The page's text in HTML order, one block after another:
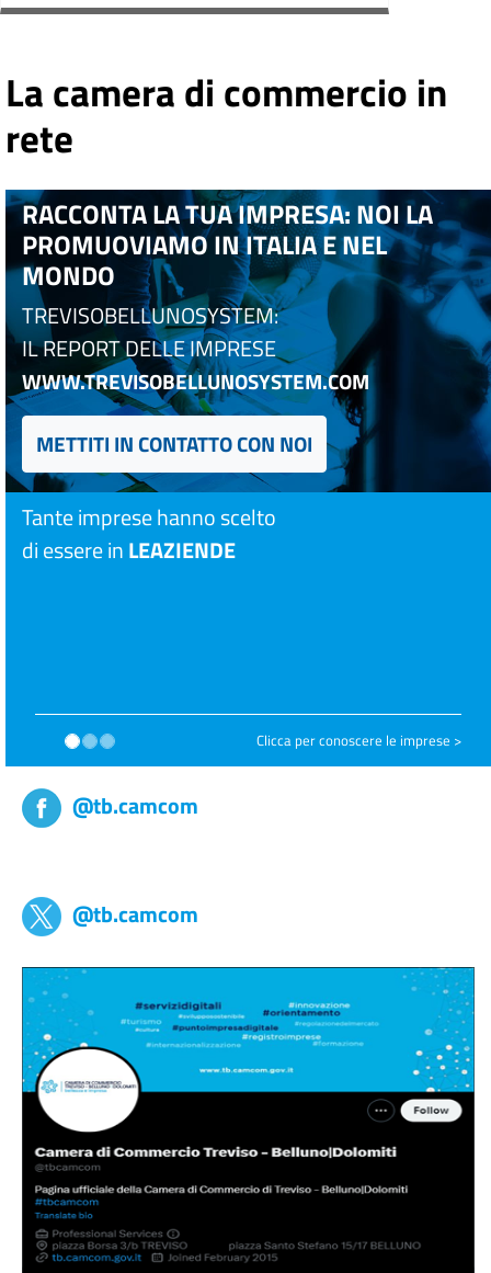
La camera di commercio in
rete
RACCONTA LA TUA IMPRESA: NOI LA
PROMUOVIAMO IN ITALIA E NEL
MONDO
TREVISOBELLUNOSYSTEM:
IL REPORT DELLE IMPRESE
WWW.TREVISOBELLUNOSYSTEM.COM
METTITI IN CONTATTO CON NOI
Tante imprese hanno scelto
di essere inLEAZIENDE
Clicca per conoscere le imprese >
@tb.camcom
@tb.camcom